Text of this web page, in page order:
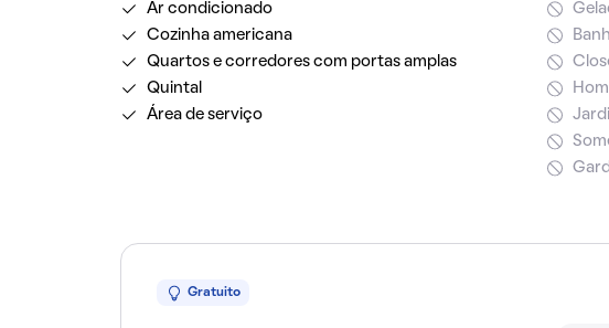
Ar condicionado
Cozinha americana
Quartos e corredores com portas amplas
Quintal
Área de serviço
Gratuito